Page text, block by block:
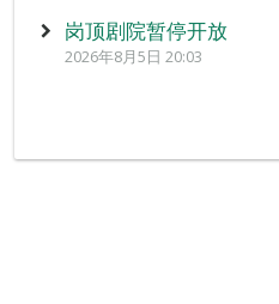
岗顶剧院暂停开放
2026年8月5日 20:03